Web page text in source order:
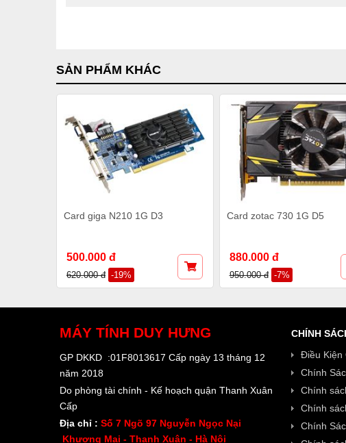
SẢN PHẨM KHÁC
Card giga N210 1G D3
500.000 đ
620.000 đ -19%
Card zotac 730 1G D5
880.000 đ
950.000 đ -7%
MÁY TÍNH DUY HƯNG
GP DKKD :01F8013617 Cấp ngày 13 tháng 12
năm 2018
Do phòng tài chính - Kế hoạch quận Thanh Xuân
Cấp
Địa chỉ : Số 7 Ngõ 97 Nguyễn Ngọc Nại
Khương Mai - Thanh Xuân - Hà Nội
CHÍNH
Điều Kiện
Chính
Chính
Chính
Chính